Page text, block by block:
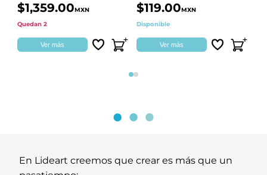
$1,359.00MXN
Quedan 2
Ver más
$119.00MXN
Disponible
Ver más
Página 1
Página 2
En Lideart creemos que crear es más que un